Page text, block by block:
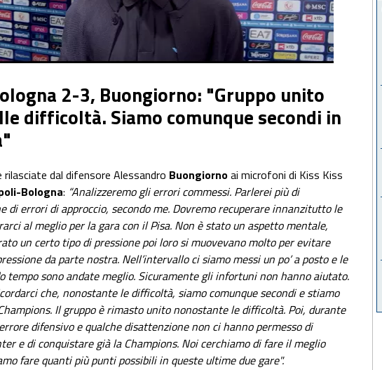
2-3, Buongiorno: "Gruppo unito
difficoltà. Siamo comunque secondi in
rilasciate dal difensore Alessandro Buongiornoai microfoni di Kiss Kiss
Bologna: “Analizzeremo gli errori commessi. Parlerei più di
di errori di approccio, secondo me. Dovremo recuperare innanzitutto le
al meglio per la gara con il Pisa. Non è stato un aspetto mentale,
un certo tipo di pressione poi loro si muovevano molto per evitare
da parte nostra. Nell’intervallo ci siamo messi un po’ a posto e le
tempo sono andate meglio. Sicuramente gli infortuni non hanno aiutato.
che, nonostante le difficoltà, siamo comunque secondi e stiamo
Il gruppo è rimasto unito nonostante le difficoltà. Poi, durante
difensivo e qualche disattenzione non ci hanno permesso di
e di conquistare già la Champions. Noi cerchiamo di fare il meglio
fare quanti più punti possibili in queste ultime due gare".